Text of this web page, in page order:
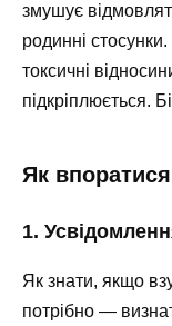
змушує
родинні
токсичні
підкріплюється.
Як
1.
Як знати, якщо
потрібно —